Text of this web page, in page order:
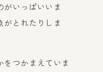
いっぱいいま
とれたりしま
つかまえていま